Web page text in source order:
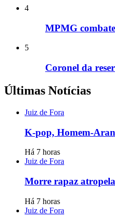
4
MPMG
5
Coronel da
Últimas Notícias
Juiz de Fora
K-pop, Homem-
Há 7 horas
Juiz de Fora
Morre rapaz
Há 7 horas
Juiz de Fora